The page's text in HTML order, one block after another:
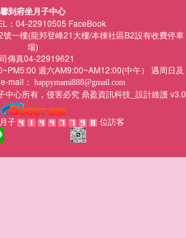
到府坐月子中心
：04-22910505 FaceBook
一樓(龍邦登峰21大樓/本棟社區B2設有收費停車
場)
傳真04-22919621
週六AM9:00~AM12:00(中午） 遇周日及
mail： happymami888@gmail.com
中心所有，侵害必究 鼎盈資訊科技_設計維護 v3.0
子 位訪客